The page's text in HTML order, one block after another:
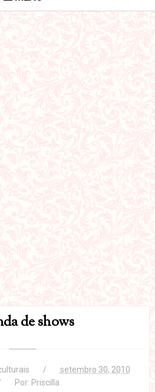
de shows
setembro 30, 2010
Por: Priscilla